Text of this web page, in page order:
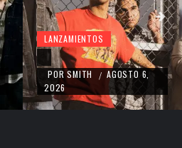
EVENTOS NOTICIAS
POR RENZO LOBATO /
AGOSTO 5, 2026